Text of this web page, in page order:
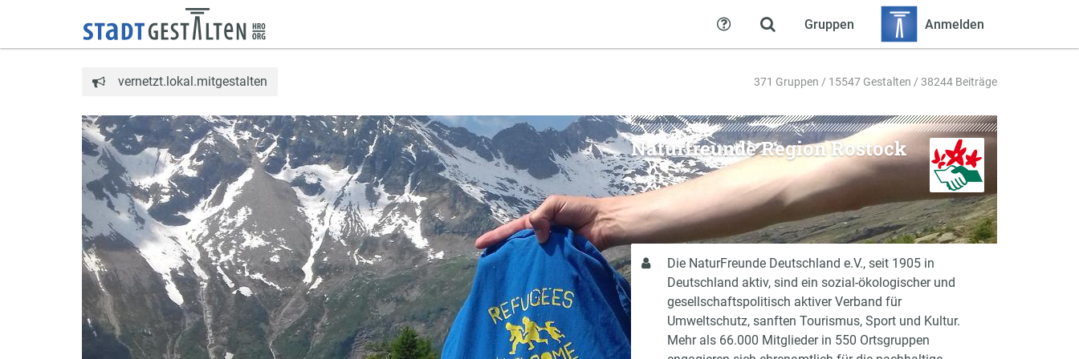
Gruppen Anmelden
Hilfe
vernetzt.lokal.mitgestalten 371 Gruppen / 15547 Gestalten / 38244 Beiträge
Naturfreunde Region Rostock
Über
mich
Die NaturFreunde Deutschland e.V., seit 1905 in
Deutschland aktiv, sind ein sozial-ökologischer und
gesellschaftspolitisch aktiver Verband für
Umweltschutz, sanften Tourismus, Sport und Kultur.
Mehr als 66.000 Mitglieder in 550 Ortsgruppen